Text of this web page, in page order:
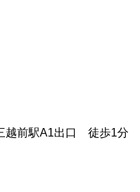
越前駅A1出口 徒歩1分